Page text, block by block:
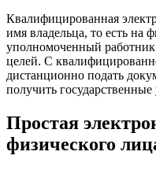
Квалифицированная
имя владельца, то есть на
уполномоченный работник
целей. С
дистанционно подать
получить государственные
Простая
физического